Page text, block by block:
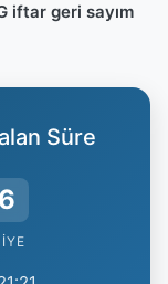
iftar geri sayım
Süre